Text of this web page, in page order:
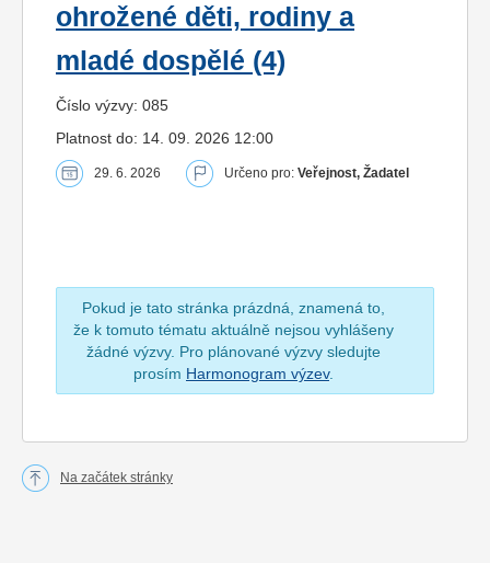
ohrožené děti, rodiny a
mladé dospělé (4)
Číslo výzvy: 085
Platnost do: 14. 09. 2026 12:00
29. 6. 2026 Určeno pro: Veřejnost, Žadatel
Pokud je tato stránka prázdná, znamená to,
že k tomuto tématu aktuálně nejsou vyhlášeny
žádné výzvy. Pro plánované výzvy sledujte
prosím Harmonogram výzev.
Na začátek stránky